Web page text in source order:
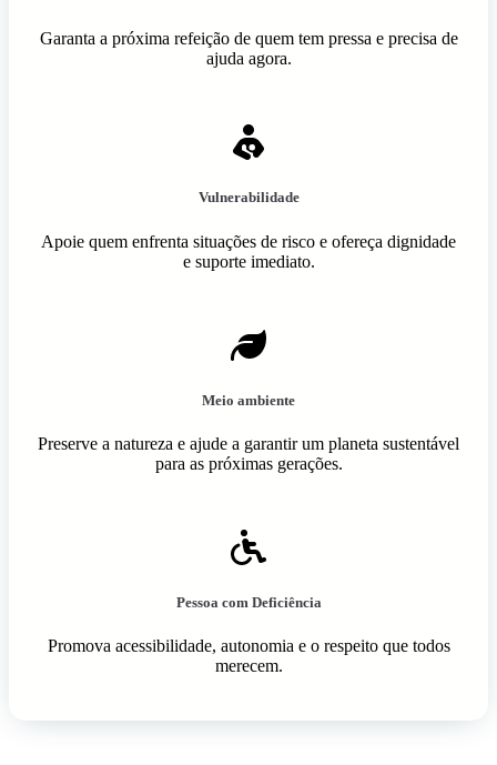
Garanta a próxima refeição de quem tem pressa e precisa de
ajuda agora.
Vulnerabilidade
Apoie quem enfrenta situações de risco e ofereça dignidade
e suporte imediato.
Meio ambiente
Preserve a natureza e ajude a garantir um planeta sustentável
para as próximas gerações.
Pessoa com Deficiência
Promova acessibilidade, autonomia e o respeito que todos
merecem.